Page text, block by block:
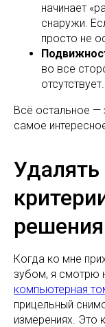
начинает
снаружи.
просто не
во все
отсутствует.
Всё остальное —
самое
Удалять
решения
Когда ко мне
зубом, я смотрю
компьютерная
прицельный
измерениях. Это